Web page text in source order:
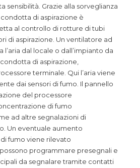
sensibilità. Grazie alla sorveglianza
condotta di aspirazione è
al controllo di rotture di tubi
di aspirazione. Un ventilatore ad
dal locale o dall’impianto da
di aspirazione,
terminale. Qui l’aria viene
dai sensori di fumo. Il pannello
del processore
di fumo
ad altre segnalazioni di
Un eventuale aumento
fumo viene rilevato
programmare presegnali e
da segnalare tramite contatti